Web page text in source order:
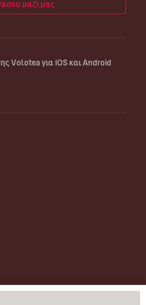
μαζί μας
Volotea για iOS και Android